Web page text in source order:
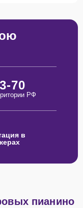
70
РФ
в
пианино